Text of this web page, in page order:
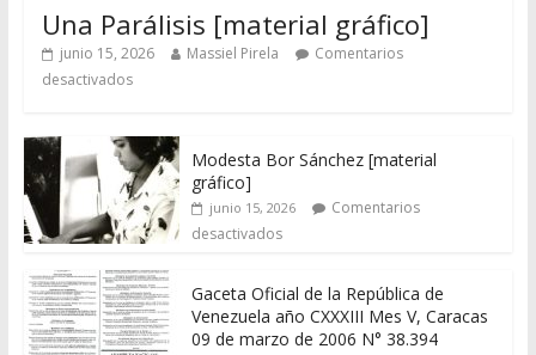
Una Parálisis [material gráfico]
junio 15, 2026 Massiel Pirela
Comentarios
desactivados
Modesta Bor Sánchez [material
gráfico]
junio 15, 2026
Comentarios
desactivados
Gaceta Oficial de la República de
Venezuela año CXXXIII Mes V, Caracas
09 de marzo de 2006 N° 38.394